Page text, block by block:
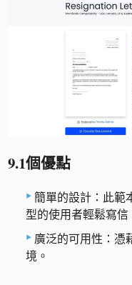
9.1個優點
簡單的設計：此範
型的使用者輕鬆寫信
廣泛的可用性：憑
境。